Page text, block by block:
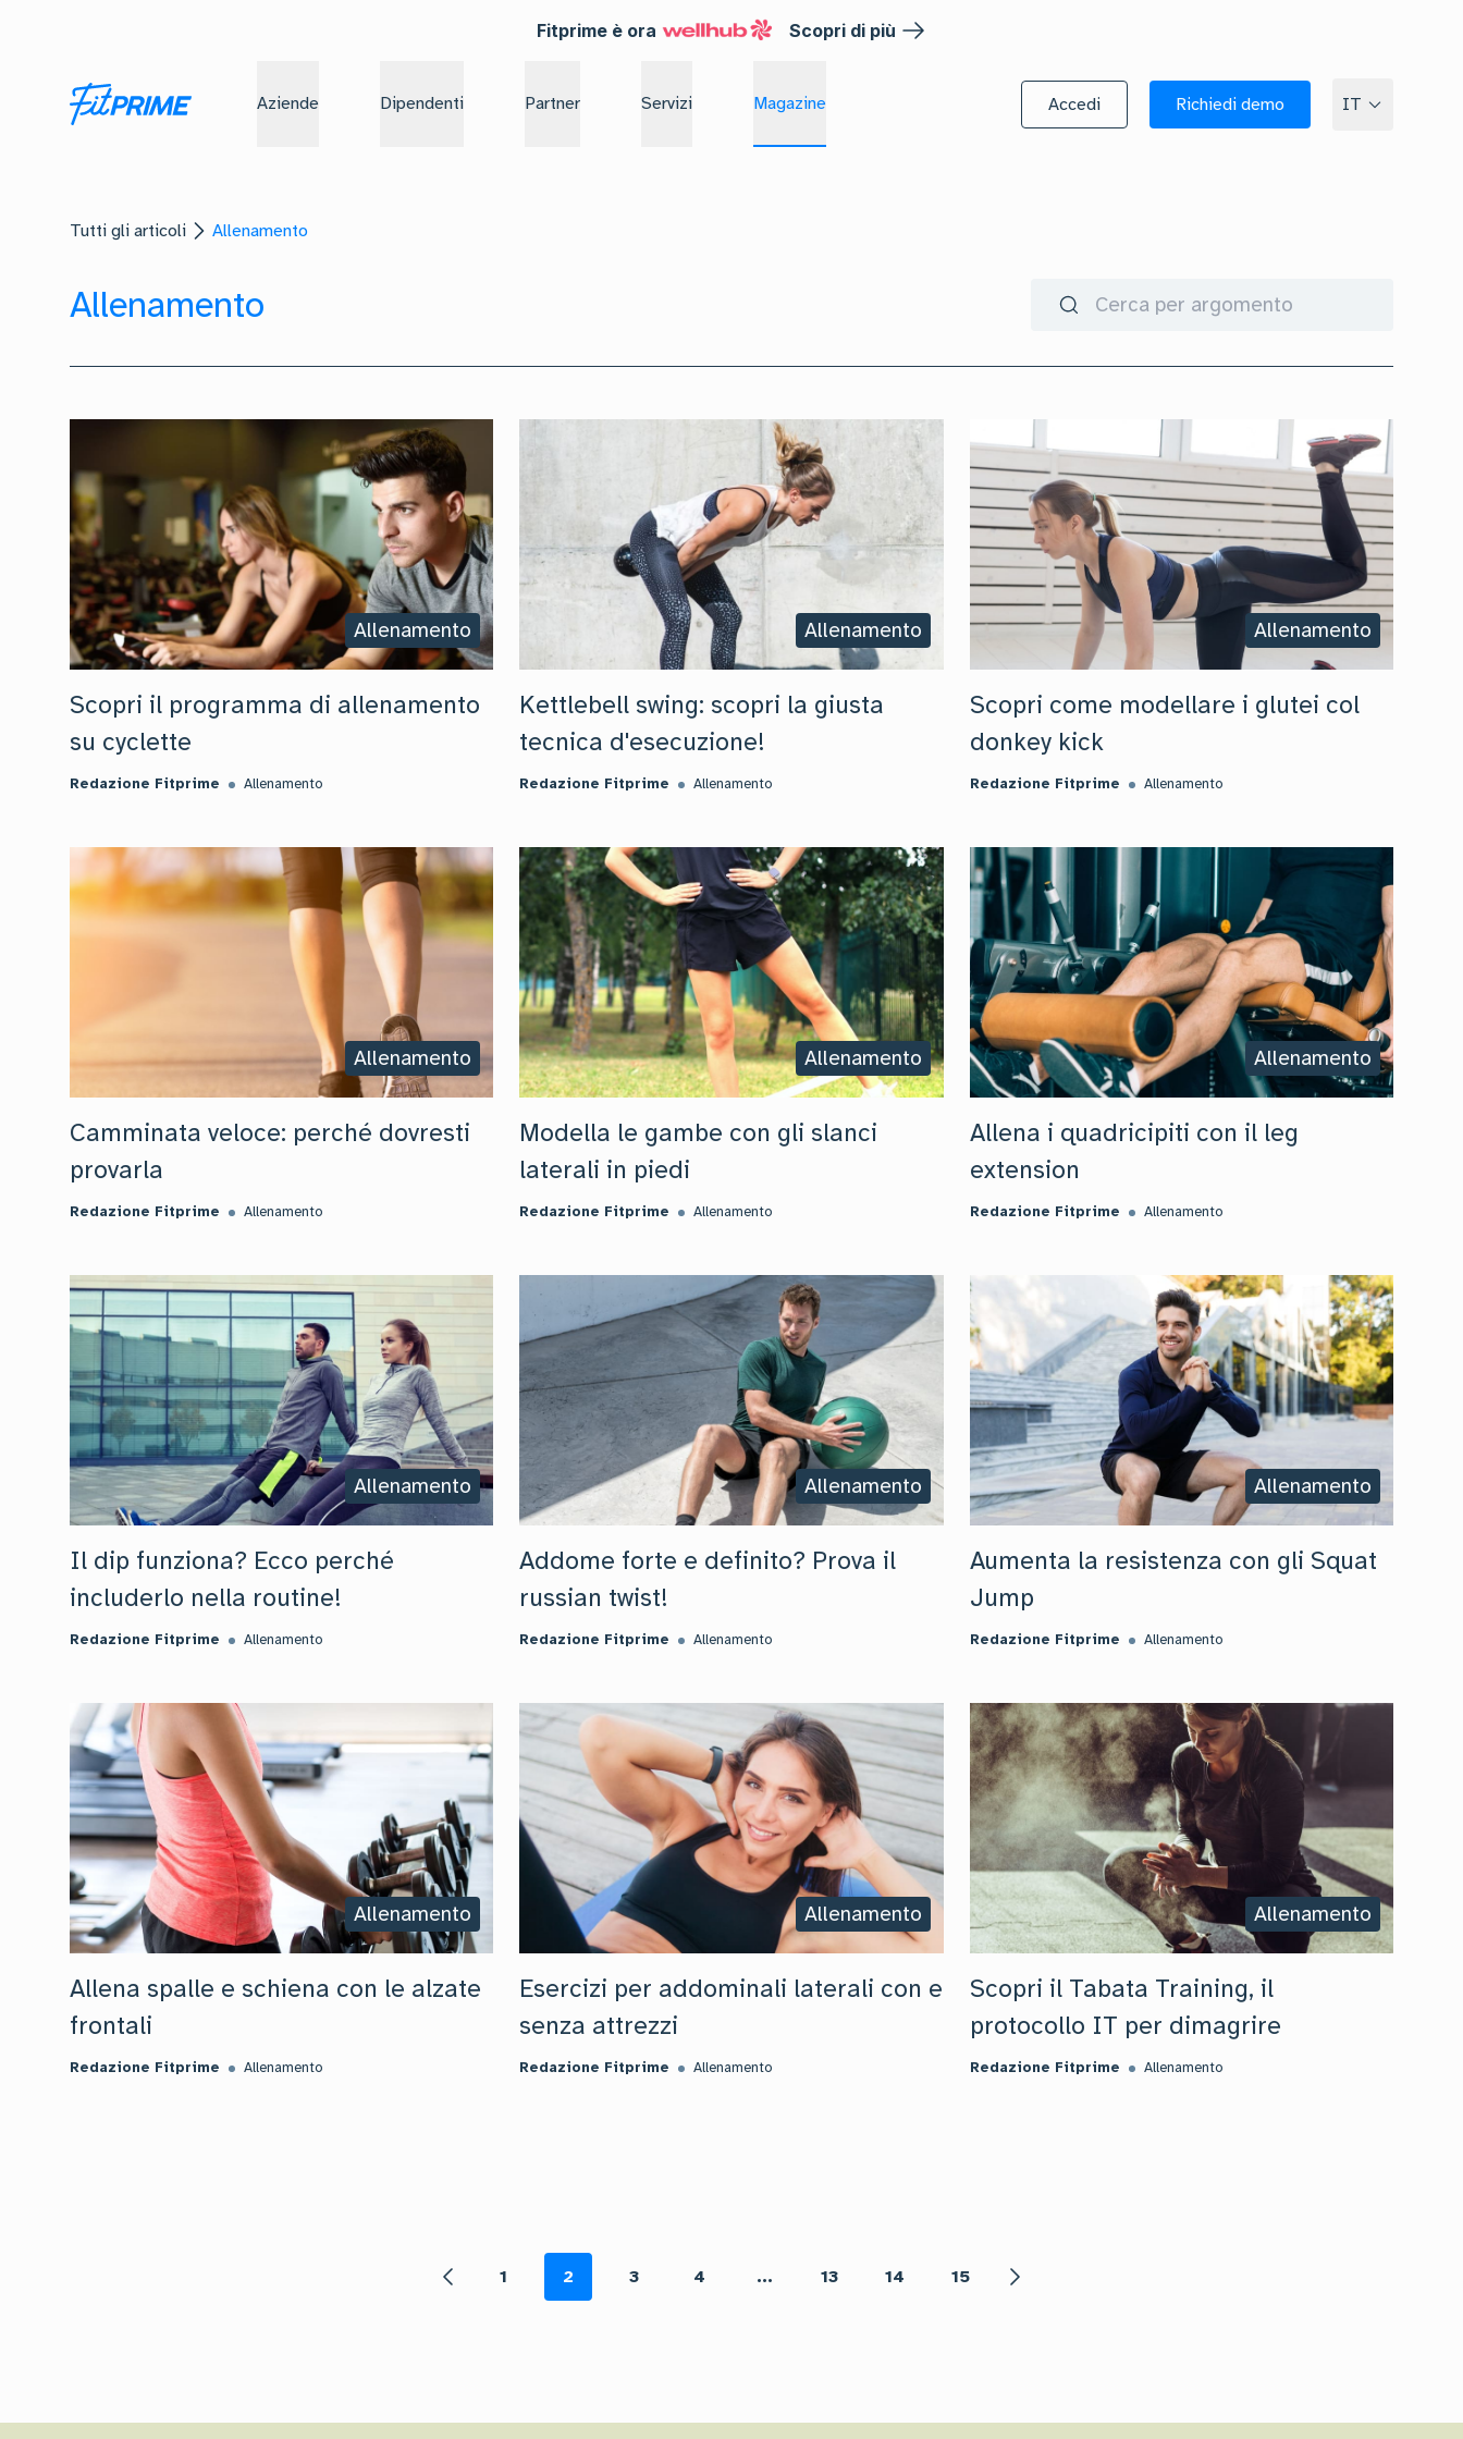
Fitprime è ora Scopri di più
Aziende Dipendenti Partner Servizi Magazine Accedi Richiedi demo IT
Tutti gli articoli Allenamento
Allenamento
Allenamento
Scopri il programma di allenamento
su cyclette
Redazione Fitprime Allenamento
Allenamento
Kettlebell swing: scopri la giusta
tecnica d'esecuzione!
Redazione Fitprime Allenamento
Allenamento
Scopri come modellare i glutei col
donkey kick
Redazione Fitprime Allenamento
Allenamento
Camminata veloce: perché dovresti
provarla
Redazione Fitprime Allenamento
Allenamento
Modella le gambe con gli slanci
laterali in piedi
Redazione Fitprime Allenamento
Allenamento
Allena i quadricipiti con il leg
extension
Redazione Fitprime Allenamento
Allenamento
Il dip funziona? Ecco perché
includerlo nella routine!
Redazione Fitprime Allenamento
Allenamento
Addome forte e definito? Prova il
russian twist!
Redazione Fitprime Allenamento
Allenamento
Aumenta la resistenza con gli Squat
Jump
Redazione Fitprime Allenamento
Allenamento
Allena spalle e schiena con le alzate
frontali
Redazione Fitprime Allenamento
Allenamento
Esercizi per addominali laterali con e
senza attrezzi
Redazione Fitprime Allenamento
Allenamento
Scopri il Tabata Training, il
protocollo IT per dimagrire
Redazione Fitprime Allenamento
1 2 3 4 ... 13 14 15